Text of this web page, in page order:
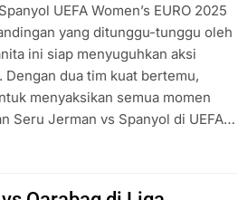
UEFA Women’s EURO 2025
yang ditunggu-tunggu oleh
ini siap menyuguhkan aksi
dua tim kuat bertemu,
menyaksikan semua momen
Seru Jerman vs Spanyol di UEFA…